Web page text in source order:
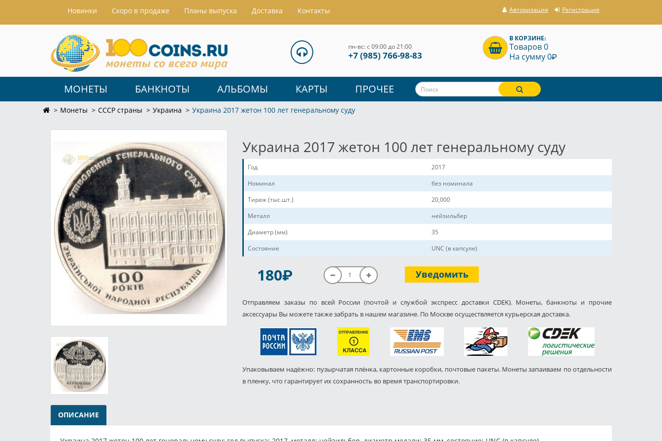
Hовинки Скоро в продаже Планы выпуска Доставка Контакты Авторизация Регистрация
пн-вс: с 09:00 до 21:00
+7 (985) 766-98-83
В КОРЗИНЕ:
Товаров 0
На сумму 0P
МОНЕТЫ БАНКНОТЫ АЛЬБОМЫ КАРТЫ ПРОЧЕЕ
Монеты СССР страны Украина Украина 2017 жетон 100 лет генеральному суду
Украина 2017 жетон 100 лет генеральному суду
Год
2017
Номинал
без номинала
Тираж (тыс.шт.)
20,000
Металл
нейзильбер
Диаметр (мм)
35
Состояние
UNC (в капсуле)
180P Уведомить
Отправляем заказы по всей России (почтой и службой экспресс доставки CDEK). Монеты, банкноты и прочие
аксессуары Вы можете также забрать в нашем магазине. По Москве осуществляется курьерская доставка.
Упаковываем надёжно: пузырчатая плёнка, картонные коробки, почтовые пакеты. Монеты запаиваем по отдельности
в пленку, что гарантирует их сохранность во время транспортировки.
ОПИСАНИЕ